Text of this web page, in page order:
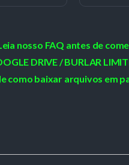
nosso FAQ antes de
DRIVE / BURLAR
como baixar arquivos em